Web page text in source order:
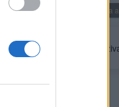
Profilová fotografie byla